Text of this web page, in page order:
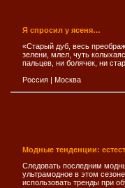
Я спросил у ясеня…
«Старый дуб, весь
зелени, млел, чуть
пальцев, ни болячек, ни
Россия
Москва
Модные тенденции:
Следовать последним
ультрамодное в этом
использовать тренды при